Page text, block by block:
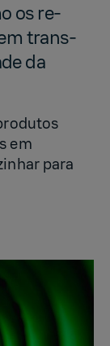
os re­
trans­
da
em
para